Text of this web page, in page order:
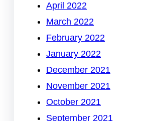
April 2022
March 2022
February 2022
January 2022
December 2021
November 2021
October 2021
September 2021